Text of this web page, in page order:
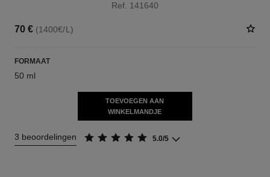
Ref. 141640
70 € (1400€/L)
FORMAAT
50 ml
TOEVOEGEN AAN
WINKELMANDJE
3 beoordelingen 5.0/5